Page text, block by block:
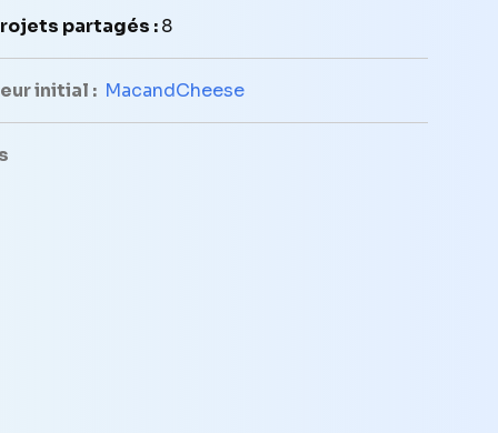
partagés :8
initial : MacandCheese